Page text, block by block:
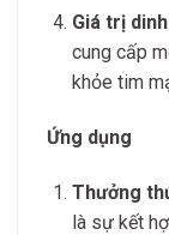
Giá trị
cung cấp
khỏe tim
Ứng dụng
Thưởng
là sự kết